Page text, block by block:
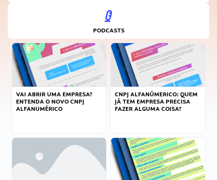
PODCASTS
VAI ABRIR UMA EMPRESA?
ENTENDA O NOVO CNPJ
ALFANUMÉRICO
CNPJ ALFANÚMERICO: QUEM
JÁ TEM EMPRESA PRECISA
FAZER ALGUMA COISA?